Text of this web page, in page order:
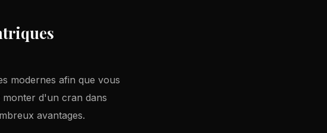
modernes afin que vous
monter d'un cran dans
avantages.